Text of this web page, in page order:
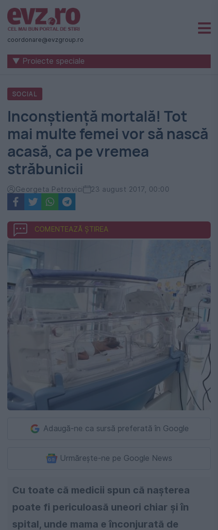
Știri
naționale
internaționale
România
Evenimentul
Zilei
coordonare@evzgroup.ro
▼ Proiecte speciale
SOCIAL
Inconștiență mortală! Tot
mai multe femei vor să nască
acasă, ca pe vremea
străbunicii
Georgeta Petrovici 23 august 2017, 00:00
COMENTEAZĂ ȘTIREA
Adaugă-ne ca sursă preferată în Google
Urmărește-ne pe Google News
Cu toate că medicii spun că nașterea
poate fi periculoasă uneori chiar și în
spital, unde mama e înconjurată de